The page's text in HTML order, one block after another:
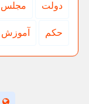
دولت مجلس
حكم آموزش